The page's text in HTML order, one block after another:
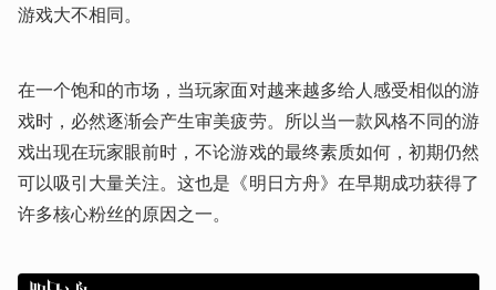
游戏大不相同。
在一个饱和的市场，当玩家面对越来越多给人感受相似的游
戏时，必然逐渐会产生审美疲劳。所以当一款风格不同的游
戏出现在玩家眼前时，不论游戏的最终素质如何，初期仍然
可以吸引大量关注。这也是《明日方舟》在早期成功获得了
许多核心粉丝的原因之一。